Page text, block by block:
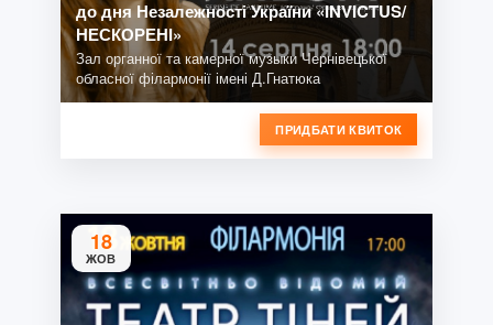
до дня Незалежності України «INVICTUS/
НЕСКОРЕНІ»
Зал органної та камерної музыки Чернівецької
обласної філармонії імені Д.Гнатюка
ПРИДБАТИ КВИТОК
18
ЖОВ